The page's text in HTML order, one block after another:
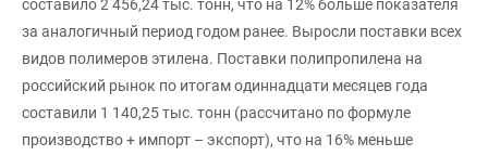
составило 2 456,24 тыс. тонн, что на 12% больше показателя
за аналогичный период годом ранее. Выросли поставки всех
видов полимеров этилена. Поставки полипропилена на
российский рынок по итогам одиннадцати месяцев года
составили 1 140,25 тыс. тонн (рассчитано по формуле
производство + импорт – экспорт), что на 16% меньше